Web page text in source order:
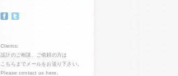
Clients:
設計のご相談、ご依頼の方は
こちらまでメールをお送り下さい。
Please contact us here.